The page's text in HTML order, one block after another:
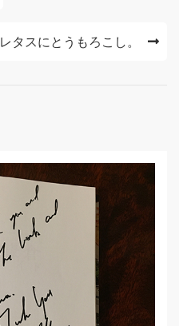
レタスにとうもろこし。